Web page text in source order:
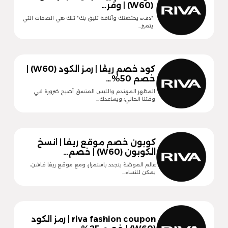
(W60) | وفر…
"دفء يحتضنك وأناقة تليق بك" تلك هي الصفات التي
يتميز…
كود خصم ريڤا | رمز الكود (W60) |
خصم 50%…
المظهر المهندم واللبس المنسق أصبح ضرورة في
وقتنا الحالي؛ ويساعدك…
كوبون خصم موقع ريفا | انسخ
الكوبون (W60) | خصم…
عالم الموضة يتجدد باستمرار، ومع موقع ريفا فاشن،
يمكن للنساء…
riva fashion coupon | رمز الكود